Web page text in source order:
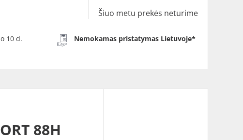
Šiuo metu prekės neturime
10 d. Nemokamas pristatymas Lietuvoje*
88H